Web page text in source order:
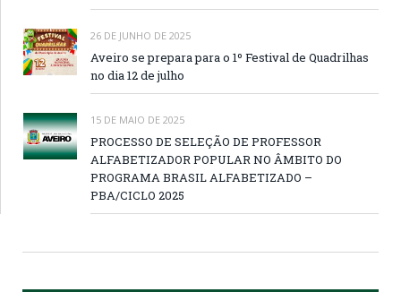
26 DE JUNHO DE 2025
Aveiro se prepara para o 1º Festival de Quadrilhas
no dia 12 de julho
15 DE MAIO DE 2025
PROCESSO DE SELEÇÃO DE PROFESSOR
ALFABETIZADOR POPULAR NO ÂMBITO DO
PROGRAMA BRASIL ALFABETIZADO –
PBA/CICLO 2025